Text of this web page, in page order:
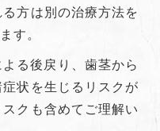
方は別の治療方法を
す。
る後戻り、歯茎から
状を生じるリスクが
クも含めてご理解い